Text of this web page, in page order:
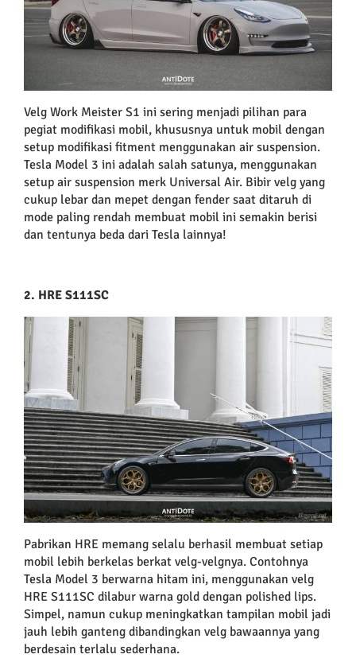
Velg Work Meister S1 ini sering menjadi pilihan para
pegiat modifikasi mobil, khususnya untuk mobil dengan
setup modifikasi fitment menggunakan air suspension.
Tesla Model 3 ini adalah salah satunya, menggunakan
setup air suspension merk Universal Air. Bibir velg yang
cukup lebar dan mepet dengan fender saat ditaruh di
mode paling rendah membuat mobil ini semakin berisi
dan tentunya beda dari Tesla lainnya!
2. HRE S111SC
Pabrikan HRE memang selalu berhasil membuat setiap
mobil lebih berkelas berkat velg-velgnya. Contohnya
Tesla Model 3 berwarna hitam ini, menggunakan velg
HRE S111SC dilabur warna gold dengan polished lips.
Simpel, namun cukup meningkatkan tampilan mobil jadi
jauh lebih ganteng dibandingkan velg bawaannya yang
berdesain terlalu sederhana.